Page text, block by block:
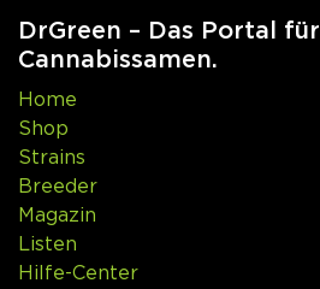
DrGreen – Das Portal für
Cannabissamen.
Home
Shop
Strains
Breeder
Magazin
Listen
Hilfe-Center